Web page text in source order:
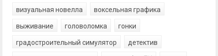
визуальная новелла воксельная графика
выживание головоломка гонки
градостроительный симулятор детектив